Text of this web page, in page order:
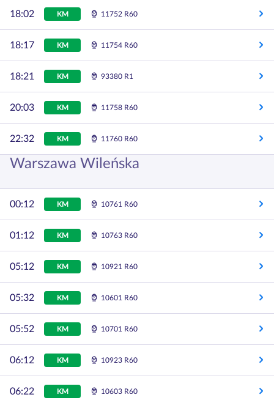
18:02 KM 11752 R60
18:17 KM 11754 R60
18:21 KM 93380 R1
20:03 KM 11758 R60
22:32 KM 11760 R60
Warszawa Wileńska
00:12 KM 10761 R60
01:12 KM 10763 R60
05:12 KM 10921 R60
05:32 KM 10601 R60
05:52 KM 10701 R60
06:12 KM 10923 R60
06:22 KM 10603 R60